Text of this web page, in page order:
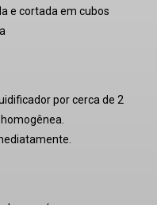
e cortada em cubos
por cerca de 2